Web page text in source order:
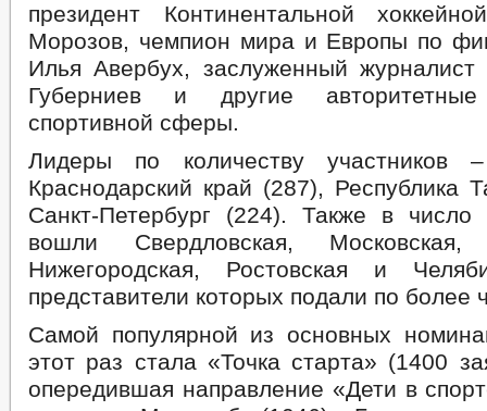
президент Континентальной
Морозов, чемпион мира и Европы по
Илья Авербух, заслуженный
Губерниев и другие авторитетные
спортивной сферы.
Лидеры по количеству участников
Краснодарский край (287), Республика
Санкт-Петербург (224). Также в число
вошли Свердловская, Московская,
Нижегородская, Ростовская и
представители которых подали по более
Самой популярной из основных
этот раз стала «Точка старта» (1400
опередившая направление «Дети в